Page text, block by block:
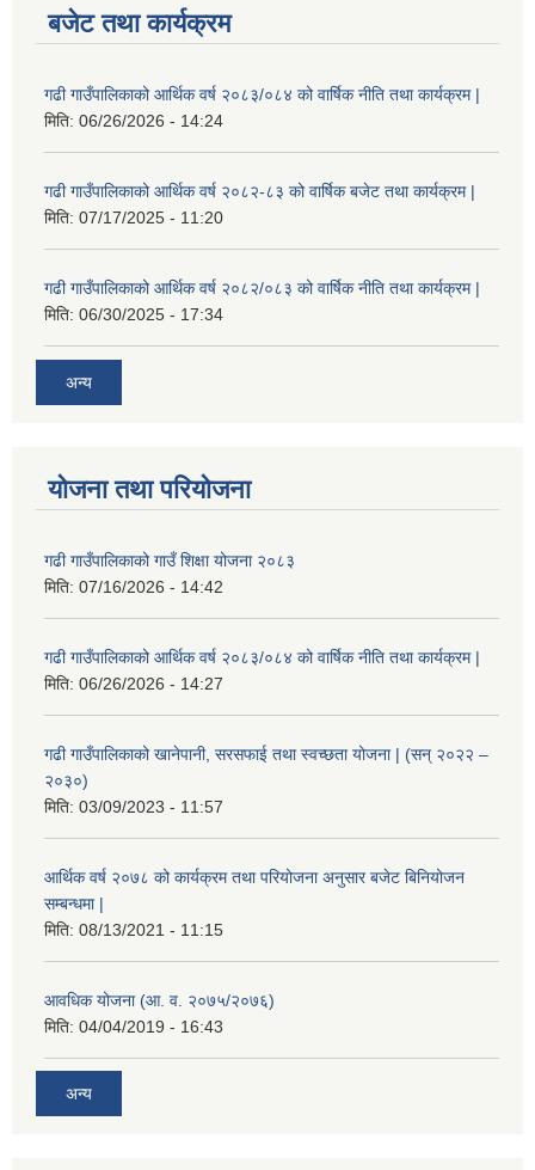
बजेट तथा कार्यक्रम
गढी गाउँपालिकाको आर्थिक वर्ष २०८३/०८४ को वार्षिक नीति तथा कार्यक्रम |
मिति: 06/26/2026 - 14:24
गढी गाउँपालिकाको आर्थिक वर्ष २०८२-८३ को वार्षिक बजेट तथा कार्यक्रम |
मिति: 07/17/2025 - 11:20
गढी गाउँपालिकाको आर्थिक वर्ष २०८२/०८३ को वार्षिक नीति तथा कार्यक्रम |
मिति: 06/30/2025 - 17:34
अन्य
योजना तथा परियोजना
गढी गाउँपालिकाको गाउँ शिक्षा योजना २०८३
मिति: 07/16/2026 - 14:42
गढी गाउँपालिकाको आर्थिक वर्ष २०८३/०८४ को वार्षिक नीति तथा कार्यक्रम |
मिति: 06/26/2026 - 14:27
गढी गाउँपालिकाको खानेपानी, सरसफाई तथा स्वच्छता योजना | (सन् २०२२ –
२०३०)
मिति: 03/09/2023 - 11:57
आर्थिक वर्ष २०७८ को कार्यक्रम तथा परियोजना अनुसार बजेट बिनियोजन
सम्बन्धमा |
मिति: 08/13/2021 - 11:15
आवधिक योजना (आ. व. २०७५/२०७६)
मिति: 04/04/2019 - 16:43
अन्य